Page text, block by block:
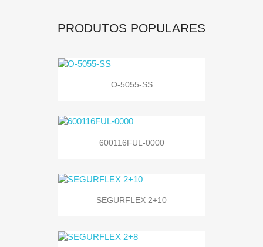
PRODUTOS POPULARES
O-5055-SS
600116FUL-0000
SEGURFLEX 2+10